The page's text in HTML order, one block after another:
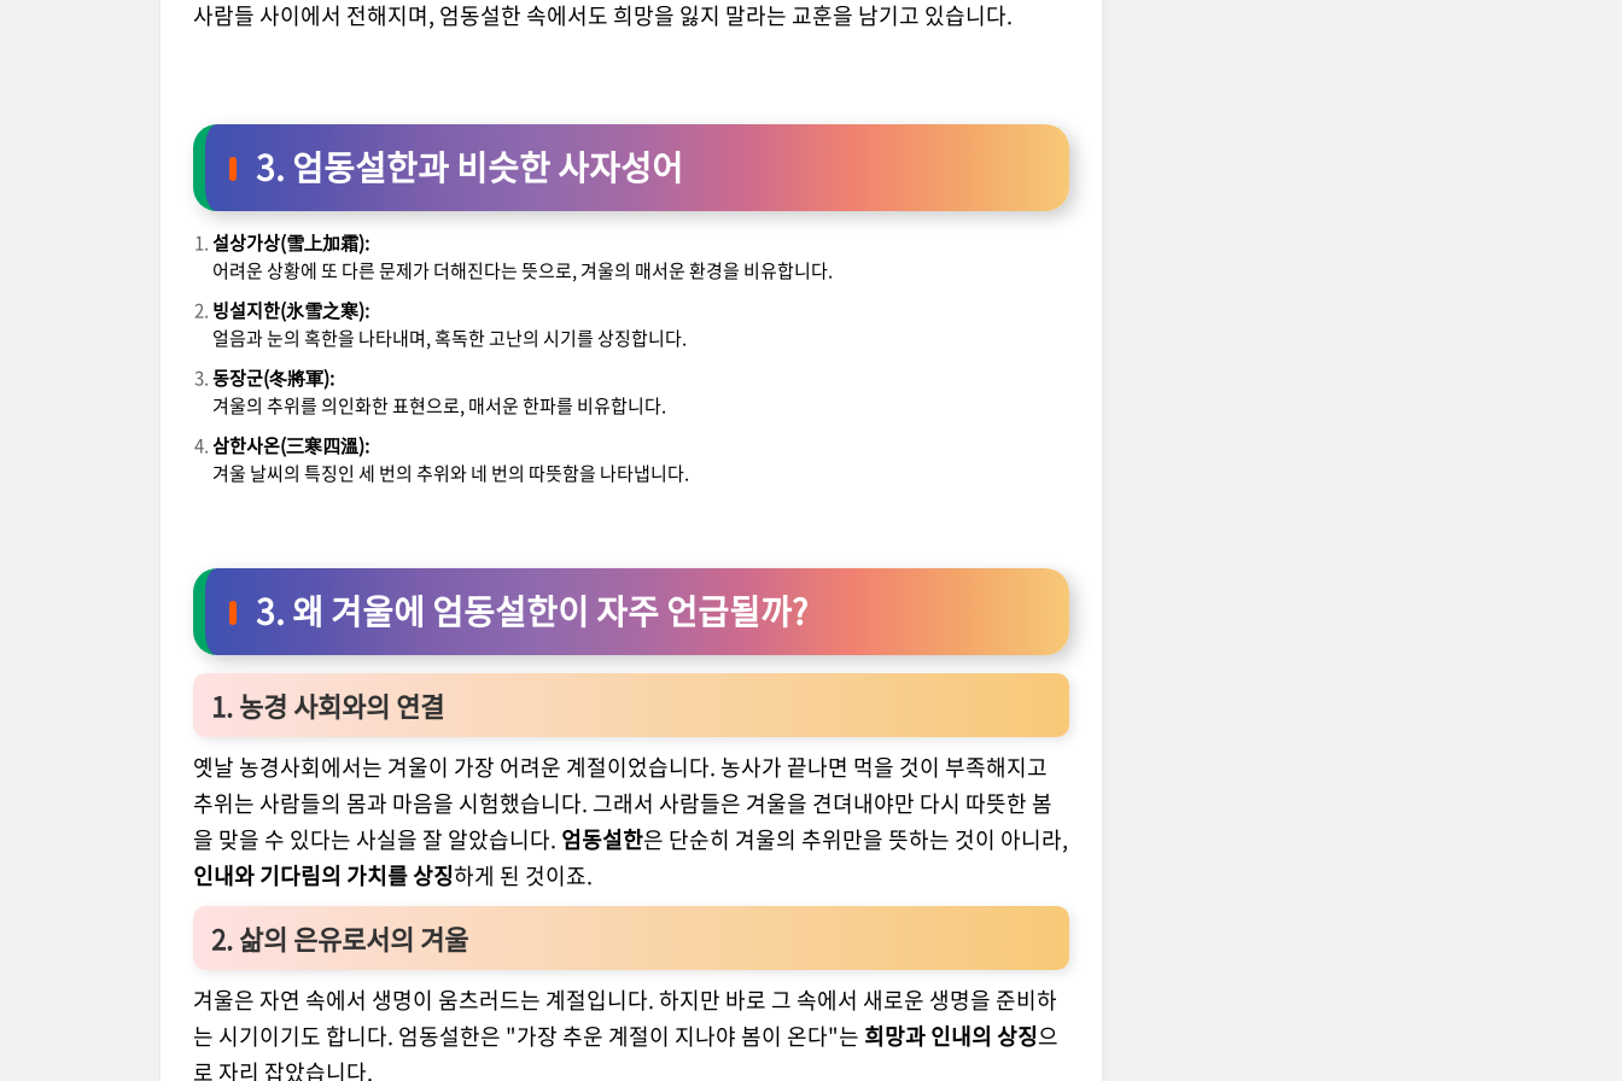
사람들 사이에서 전해지며, 엄동설한 속에서도 희망을 잃지 말라는 교훈을 남기고 있습니다.
3. 엄동설한과 비슷한 사자성어
설상가상(雪上加霜):
어려운 상황에 또 다른 문제가 더해진다는 뜻으로, 겨울의 매서운 환경을 비유합니다.
빙설지한(氷雪之寒):
얼음과 눈의 혹한을 나타내며, 혹독한 고난의 시기를 상징합니다.
동장군(冬將軍):
겨울의 추위를 의인화한 표현으로, 매서운 한파를 비유합니다.
삼한사온(三寒四溫):
겨울 날씨의 특징인 세 번의 추위와 네 번의 따뜻함을 나타냅니다.
3.왜 겨울에 엄동설한이 자주 언급될까?
1. 농경 사회와의 연결
옛날 농경사회에서는 겨울이 가장 어려운 계절이었습니다. 농사가 끝나면 먹을 것이 부족해지고
추위는 사람들의 몸과 마음을 시험했습니다. 그래서 사람들은 겨울을 견뎌내야만 다시 따뜻한 봄
을 맞을 수 있다는 사실을 잘 알았습니다. 엄동설한은 단순히 겨울의 추위만을 뜻하는 것이 아니라,
인내와 기다림의 가치를 상징하게 된 것이죠.
2. 삶의 은유로서의 겨울
겨울은 자연 속에서 생명이 움츠러드는 계절입니다. 하지만 바로 그 속에서 새로운 생명을 준비하
는 시기이기도 합니다. 엄동설한은 "가장 추운 계절이 지나야 봄이 온다"는 희망과 인내의 상징으
로 자리 잡았습니다.